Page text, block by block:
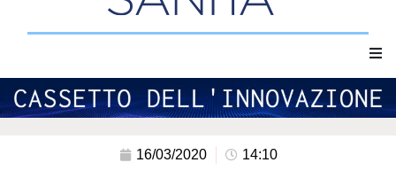
Home
16/03/2020 14:10